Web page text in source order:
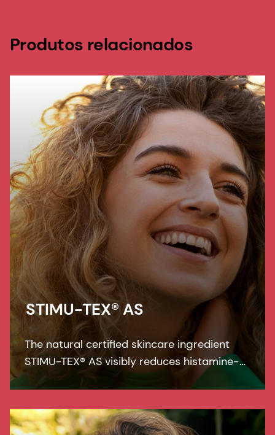
Produtos relacionados
STIMU-TEX® AS
The natural certified skincare ingredient
STIMU-TEX® AS visibly reduces histamine-
related symptoms like irritation and itching
skin.